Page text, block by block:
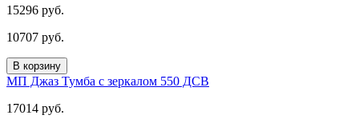
15296 руб.
10707 руб.
В корзину
МП Джаз Тумба с зеркалом 550 ДСВ
17014 руб.